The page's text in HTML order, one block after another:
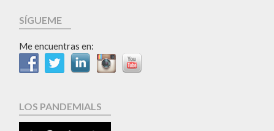
SÍGUEME
Me encuentras en:
LOS PANDEMIALS